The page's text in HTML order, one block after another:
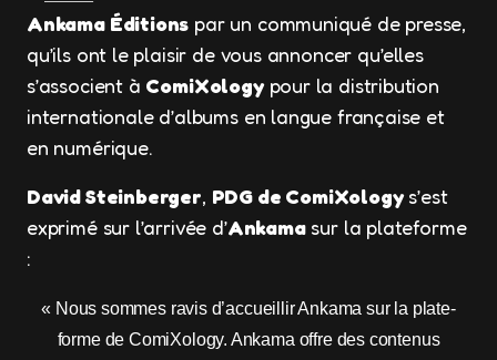
Ankama Éditions par un communiqué de presse,
qu’ils ont le plaisir de vous annoncer qu’elles
s’associent à ComiXologypour la distribution
internationale d’albums en langue française et
en numérique.
David Steinberger, PDG de ComiXologys’est
exprimé sur l’arrivée d’Ankamasur la plateforme
:
« Nous sommes ravis d’accueillir Ankama sur la plate-
forme de ComiXology. Ankama offre des contenus